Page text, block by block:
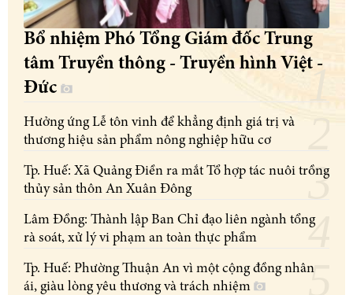
Bổ nhiệm Phó Tổng Giám đốc Trung
tâm Truyền thông - Truyền hình Việt -
Đức
Hưởng ứng Lễ tôn vinh để khẳng định giá trị và
thương hiệu sản phẩm nông nghiệp hữu cơ
Tp. Huế: Xã Quảng Điền ra mắt Tổ hợp tác nuôi trồng
thủy sản thôn An Xuân Đông
Lâm Đồng: Thành lập Ban Chỉ đạo liên ngành tổng
rà soát, xử lý vi phạm an toàn thực phẩm
Tp. Huế: Phường Thuận An vì một cộng đồng nhân
ái, giàu lòng yêu thương và trách nhiệm